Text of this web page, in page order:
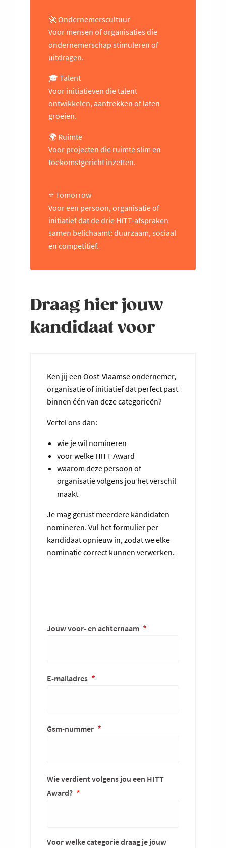
🚀 Ondernemerscultuur
Voor mensen of organisaties die
ondernemerschap stimuleren of
uitdragen.
🎓 Talent
Voor initiatieven die talent
ontwikkelen, aantrekken of laten
groeien.
🌍 Ruimte
Voor projecten die ruimte slim en
toekomstgericht inzetten.
⭐ Tomorrow
Voor een persoon, organisatie of
initiatief dat de drie HITT-afspraken
samen belichaamt: duurzaam, sociaal
en competitief.
Draag hier jouw
kandidaat voor
Ken jij een Oost-Vlaamse ondernemer,
organisatie of initiatief dat perfect past
binnen één van deze categorieën?
Vertel ons dan:
wie je wil nomineren
voor welke HITT Award
waarom deze persoon of
organisatie volgens jou het verschil
maakt
Je mag gerust meerdere kandidaten
nomineren. Vul het formulier per
kandidaat opnieuw in, zodat we elke
nominatie correct kunnen verwerken.
Jouw voor- en achternaam
E-mailadres
Gsm-nummer
Wie verdient volgens jou een HITT
Award?
Voor welke categorie draag je jouw